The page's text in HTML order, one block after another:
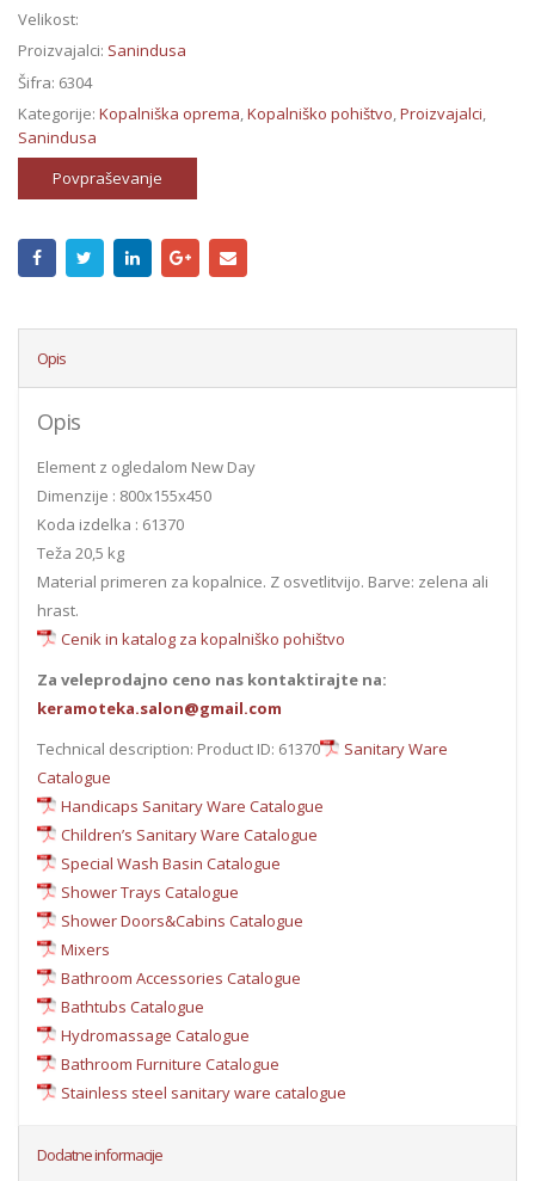
Velikost:
Proizvajalci: Sanindusa
Šifra: 6304
Kategorije: Kopalniška oprema,Kopalniško pohištvo,Proizvajalci,
Sanindusa
Povpraševanje
Opis
Opis
Element z ogledalom New Day
Dimenzije : 800x155x450
Koda izdelka : 61370
Teža 20,5 kg
Material primeren za kopalnice. Z osvetlitvijo. Barve: zelena ali
hrast.
Cenik in katalog za kopalniško pohištvo
Za veleprodajno ceno nas kontaktirajte na:
keramoteka.salon@gmail.com
Technical description: Product ID: 61370
Sanitary Ware
Catalogue
Handicaps Sanitary Ware Catalogue
Children’s Sanitary Ware Catalogue
Special Wash Basin Catalogue
Shower Trays Catalogue
Shower Doors&Cabins Catalogue
Mixers
Bathroom Accessories Catalogue
Bathtubs Catalogue
Hydromassage Catalogue
Bathroom Furniture Catalogue
Stainless steel sanitary ware catalogue
Dodatne informacije